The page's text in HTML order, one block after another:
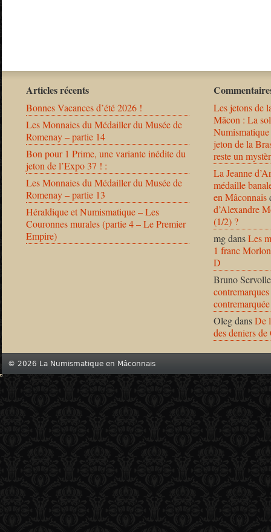
Articles récents
Bonnes Vacances d’été 2026 !
Les Monnaies du Médailler du Musée de
Romenay – partie 14
Bon pour 1 Prime, une variante inédite du
jeton de l’Expo 37 ! :
Les Monnaies du Médailler du Musée de
Romenay – partie 13
Héraldique et Numismatique – Les
Couronnes murales (partie 4 – Le Premier
Empire)
Les jetons de
Mâcon : La
jeton de la
reste un
La Jeanne
médaille
en Mâconnais
d’Alexandre
(1/2) ?
mgdansLes
1 franc
D
Bruno Servolle
OlegdansDe
des deniers
© 2026 La Numismatique en Mâconnais